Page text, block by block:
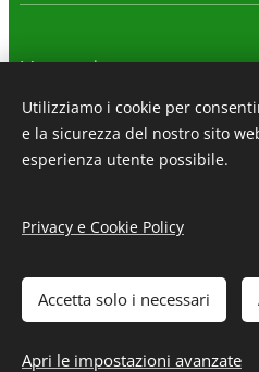
Messaggio
Ho letto ed acconsento
Creato con
Utilizziamo i cookie per
e la sicurezza del nostro sito
esperienza utente possibile.
Privacy e Cookie Policy
Accetta solo i necessari
Apri le impostazioni avanzate